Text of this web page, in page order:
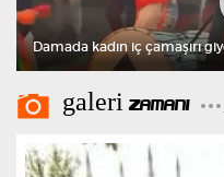
Damada kadın iç çamaşırı
galeri ZAMANI